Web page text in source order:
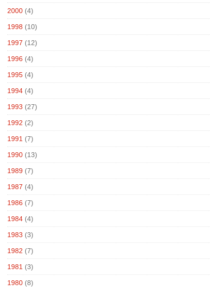
2000 (4)
1998 (10)
1997 (12)
1996 (4)
1995 (4)
1994 (4)
1993 (27)
1992 (2)
1991 (7)
1990 (13)
1989 (7)
1987 (4)
1986 (7)
1984 (4)
1983 (3)
1982 (7)
1981 (3)
1980 (8)